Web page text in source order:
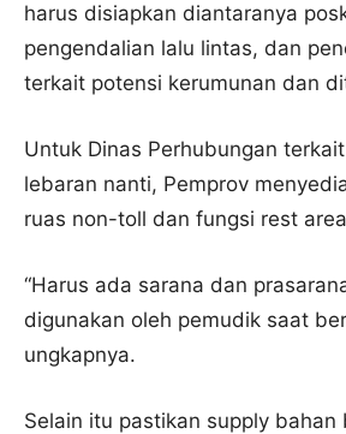
harus disiapkan diantaranya
pengendalian lalu lintas, dan
terkait potensi kerumunan dan
Untuk Dinas Perhubungan
lebaran nanti, Pemprov
ruas non-toll dan fungsi rest
“Harus ada sarana dan
digunakan oleh pemudik saat
ungkapnya.
Selain itu pastikan supply bahan